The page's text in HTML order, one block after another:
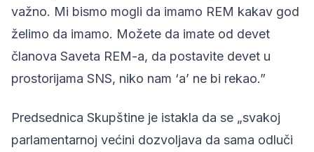
važno. Mi bismo mogli da imamo REM kakav god
želimo da imamo. Možete da imate od devet
članova Saveta REM-a, da postavite devet u
prostorijama SNS, niko nam ‘a’ ne bi rekao.”
Predsednica Skupštine je istakla da se „svakoj
parlamentarnoj većini dozvoljava da sama odluči